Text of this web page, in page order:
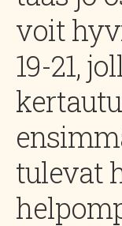
voit
19-21,
tulevat